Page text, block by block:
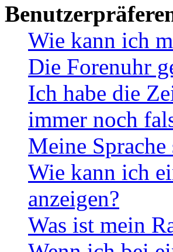
Wie kann ich
Die Forenuhr
Ich habe die
immer noch
Meine
Wie kann ich
anzeigen?
Was ist mein